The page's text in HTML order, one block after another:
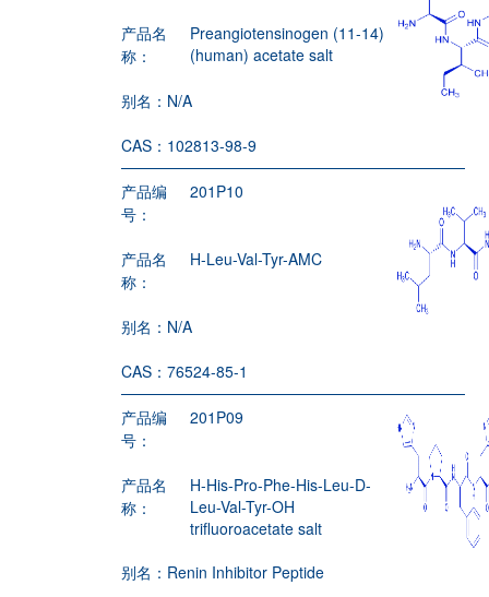
产品名
称：
Preangiotensinogen (11-14)
(human) acetate salt
别名： N/A
CAS： 102813-98-9
产品编
号：
201P10
产品名
称：
H-Leu-Val-Tyr-AMC
别名： N/A
CAS：76524-85-1
产品编
号：
201P09
产品名
称：
H-His-Pro-Phe-His-Leu-D-
Leu-Val-Tyr-OH
trifluoroacetate salt
别名： Renin Inhibitor Peptide